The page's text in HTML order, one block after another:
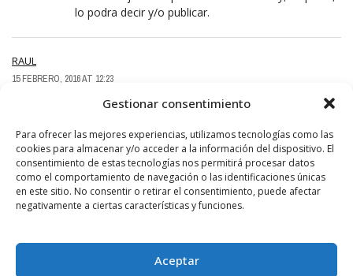
Gestionar consentimiento
Para ofrecer las mejores experiencias, utilizamos tecnologías como las
cookies para almacenar y/o acceder a la información del dispositivo. El
consentimiento de estas tecnologías nos permitirá procesar datos
como el comportamiento de navegación o las identificaciones únicas
en este sitio. No consentir o retirar el consentimiento, puede afectar
negativamente a ciertas características y funciones.
Aceptar
lo podra decir y/o publicar.
RAUL
15 FEBRERO, 2016 AT 12:23
Desconozco cuanto cuesta cada pleno pero:
¿Ha cambiado el precio desde que el gobierno
municipal decidió cuantos plenos habia que hacer y
con que frecuencia?
Usar de argumento el ahorro es una demostración
Si se aprueba una cosa es para cumplir, sino no se